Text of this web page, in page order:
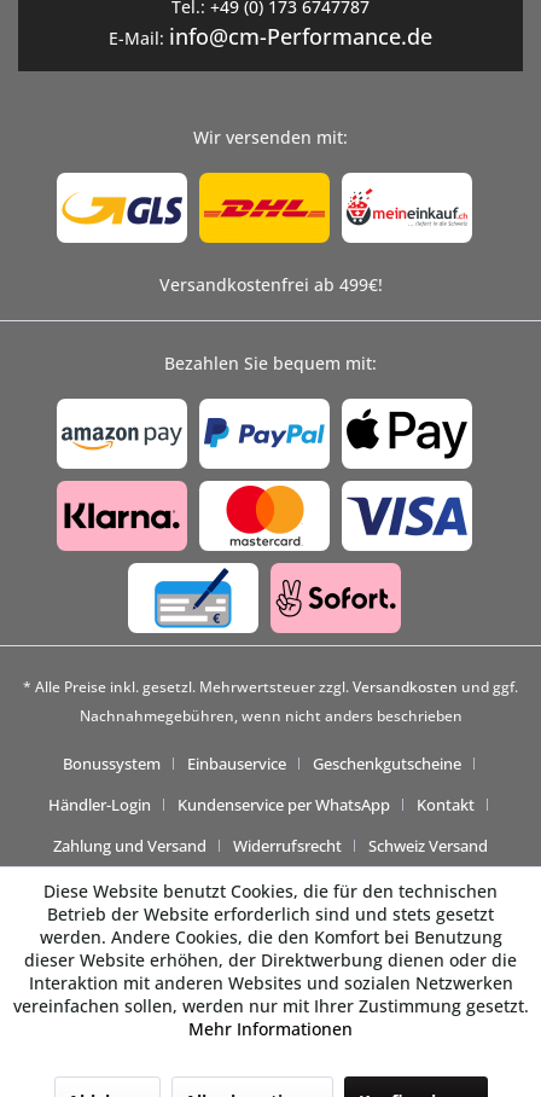
Beratung gewünscht? 💬
Tel.: +49 (0) 173 6747787
E-Mail: info@cm-Performance.de
Wir versenden mit:
Versandkostenfrei ab 499€!
Bezahlen Sie bequem mit:
* Alle Preise inkl. gesetzl. Mehrwertsteuer zzgl.Versandkosten und ggf.
Nachnahmegebühren, wenn nicht anders beschrieben
Bonussystem Einbauservice
Geschenkgutscheine
Händler-Login
Kundenservice per WhatsApp
Kontakt
Zahlung und Versand
Widerrufsrecht Schweiz Versand
Diese Website benutzt Cookies, die für den technischen
Betrieb der Website erforderlich sind und stets gesetzt
werden. Andere Cookies, die den Komfort bei Benutzung
dieser Website erhöhen, der Direktwerbung dienen oder die
Interaktion mit anderen Websites und sozialen Netzwerken
vereinfachen sollen, werden nur mit Ihrer Zustimmung gesetzt.
Mehr Informationen